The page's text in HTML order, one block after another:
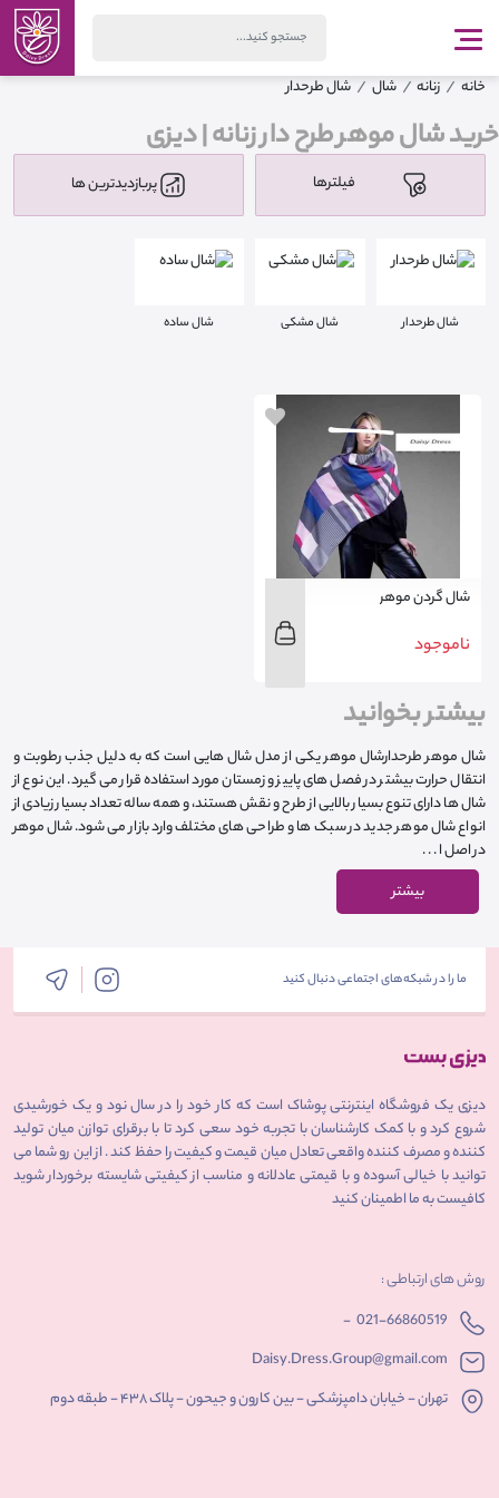
خانه زنانه شال شال طرحدار
خرید شال موهر طرح دار زنانه | دیزی
فیلترها پربازدیدترین ها
شال طرحدار شال مشکی شال ساده
شال گردن موهر
ناموجود
بیشتر بخوانید
شال موهر طرحدارشال موهر یکی از مدل شال هایی است که به دلیل جذب رطوبت و
انتقال حرارت بیشتر در فصل های پاییز و زمستان مورد استفاده قرار می گیرد. این نوع از
شال ها دارای تنوع بسیار بالایی از طرح و نقش هستند، و همه ساله تعداد بسیار زیادی از
انواع شال موهر جدید در سبک ها و طراحی های مختلف وارد بازار می شود. شال موهر
در اصل ا . . .
بیشتر
ما را در شبکه‌های اجتماعی دنبال کنید
دیزی یک فروشگاه اینترنتی پوشاک است که کار خود را در سال نود و یک خورشیدی
شروع کرد و با کمک کارشناسان با تجربه خود سعی کرد تا با برقرای توازن میان تولید
کننده و مصرف کننده واقعی تعادل میان قیمت و کیفیت را حفظ کند . از این رو شما می
توانید با خیالی آسوده و با قیمتی عادلانه و مناسب از کیفیتی شایسته برخوردار شوید
کافیست به ما اطمینان کنید
روش های ارتباطی :
021-66860519
-
Daisy.Dress.Group@gmail.com
تهران - خیابان دامپزشکی - بین کارون و جیحون - پلاک ۴۳۸ - طبقه دوم